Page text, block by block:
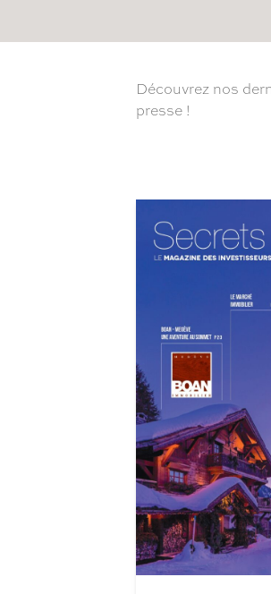
Découvrez nos
presse !